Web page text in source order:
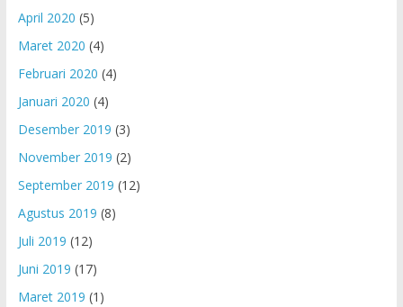
April 2020 (5)
Maret 2020 (4)
Februari 2020 (4)
Januari 2020 (4)
Desember 2019 (3)
November 2019 (2)
September 2019 (12)
Agustus 2019 (8)
Juli 2019 (12)
Juni 2019 (17)
Maret 2019 (1)